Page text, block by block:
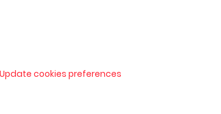
Update cookies preferences